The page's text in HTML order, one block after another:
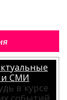
и СМИ
в курсе